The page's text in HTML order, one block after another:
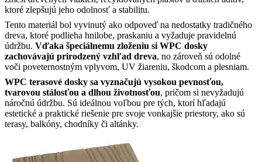
ktoré zlepšujú jeho odolnosť a stabilitu.
Tento materiál bol vyvinutý ako odpoveď na nedostatky tradičného
dreva, ktoré podlieha hnilobe, praskaniu a vyžaduje pravidelnú
údržbu. Vďaka špeciálnemu zloženiu si WPC dosky
zachovávajú prirodzený vzhľad dreva, no zároveň sú odolné
voči poveternostným vplyvom, UV žiareniu, škodcom a plesniam.
WPC terasové dosky sa vyznačujú vysokou pevnosťou,
tvarovou stálosťou a dlhou životnosťou, pričom si nevyžadujú
náročnú údržbu. Sú ideálnou voľbou pre tých, ktorí hľadajú
estetické a praktické riešenie pre svoje vonkajšie priestory, ako sú
terasy, balkóny, chodníky či altánky.